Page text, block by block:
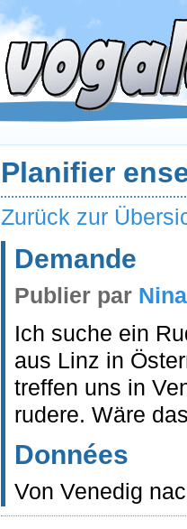
Planifier
Zurück zur
Demande
Publier par Nina
Ich suche ein
aus Linz in
treffen uns in
rudere. Wäre
Données
Von Venedig